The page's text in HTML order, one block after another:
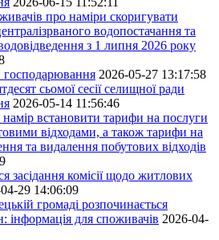
про наміри скоригувати
водопостачання та
з 1 липня 2026 року
господарювання 2026-05-27 13:17:58
сьомої сесії селищної ради
2026-05-14 11:56:46
встановити тарифи на послуги
відходами, а також тарифи на
та видалення побутових відходів
засідання комісії щодо житлових
29 14:06:09
громаді розпочинається
інформація для споживачів 2026-04-